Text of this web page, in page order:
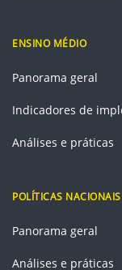
ENSINO MÉDIO
Panorama geral
Indicadores de
Análises e práticas
POLÍTICAS NACIONAIS
Panorama geral
Análises e práticas